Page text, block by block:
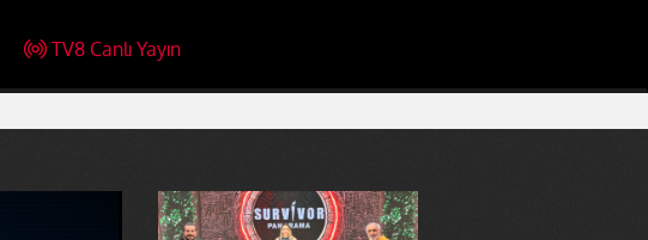
TV8 Canlı Yayın